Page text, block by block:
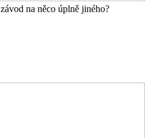
na něco úplně jiného?